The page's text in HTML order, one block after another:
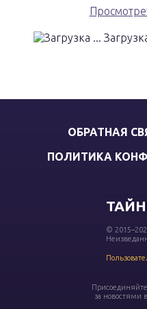
ОБРАТНАЯ
ПОЛИТИКА
©
за новостями